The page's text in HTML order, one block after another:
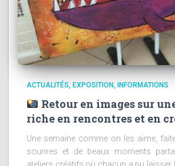
ACTUALITÉS EXPOSITION INFORMATIONS
Retour en images sur
riche en rencontres et en
Une semaine comme on les aime,
sourires et de beaux moments